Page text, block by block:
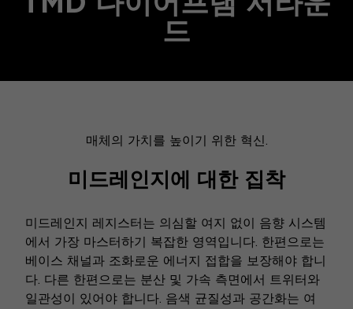
드
매체의 가치를 높이기 위한 혁신.
미드레인지에 대한 집착
미드레인지 레지스터는 의심할 여지 없이 음향 시스템
에서 가장 마스터하기 복잡한 영역입니다. 한편으로는
베이스 채널과 조화로운 에너지 접합을 보장해야 합니
다. 다른 한편으로는 분산 및 가속 측면에서 트위터와
일관성이 있어야 합니다. 음색 균질성과 공간화는 여